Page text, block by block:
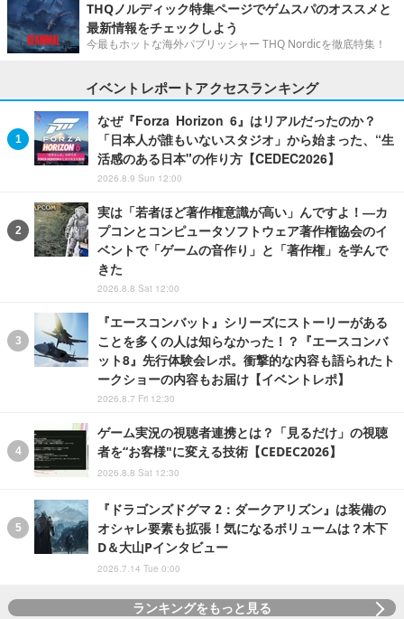
THQノルディック特集ページでゲムスパのオススメと
最新情報をチェックしよう
今最もホットな海外パブリッシャー THQ Nordicを徹底特集！
イベントレポートアクセスランキング
なぜ『Forza Horizon 6』はリアルだったのか？
「日本人が誰もいないスタジオ」から始まった、“生
活感のある日本"の作り方【CEDEC2026】
2026.8.9 Sun 12:00
実は「若者ほど著作権意識が高い」んですよ！―カ
プコンとコンピュータソフトウェア著作権協会のイ
ベントで「ゲームの音作り」と「著作権」を学んで
きた
2026.8.8 Sat 12:00
『エースコンバット』シリーズにストーリーがある
ことを多くの人は知らなかった！？『エースコンバ
ット8』先行体験会レポ。衝撃的な内容も語られたト
ークショーの内容もお届け【イベントレポ】
2026.8.7 Fri 12:30
ゲーム実況の視聴者連携とは？「見るだけ」の視聴
者を“お客様"に変える技術【CEDEC2026】
2026.8.8 Sat 12:30
『ドラゴンズドグマ 2：ダークアリズン』は装備の
オシャレ要素も拡張！気になるボリュームは？木下
D＆大山Pインタビュー
2026.7.14 Tue 0:00
ランキングをもっと見る